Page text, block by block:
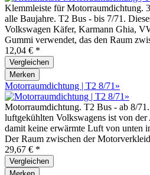
Klemmleiste für Motorraumdichtung.
alle Baujahre. T2 Bus - bis 7/71.
Volkswagen Käfer, Karmann Ghia,
Gummi verwendet, das den Raum
12,04 € *
Vergleichen
Merken
Motorraumdichtung | T2 8/71»
Motorraumdichtung. T2 Bus - ab 8/
luftgekühlten Volkswagens ist von der
damit keine erwärmte Luft von unten
Der Raum zwischen der
29,67 € *
Vergleichen